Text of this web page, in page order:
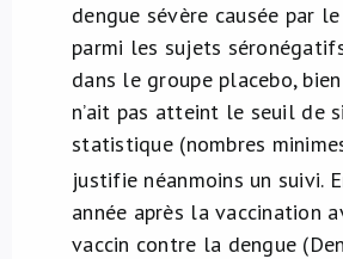
dengue sévère causée par
parmi les sujets
dans le groupe placebo,
n’ait pas atteint le seuil de
statistique (nombres
justifie néanmoins un suivi.
année après la vaccination
vaccin contre la dengue